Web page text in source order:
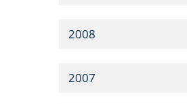
2008
2007